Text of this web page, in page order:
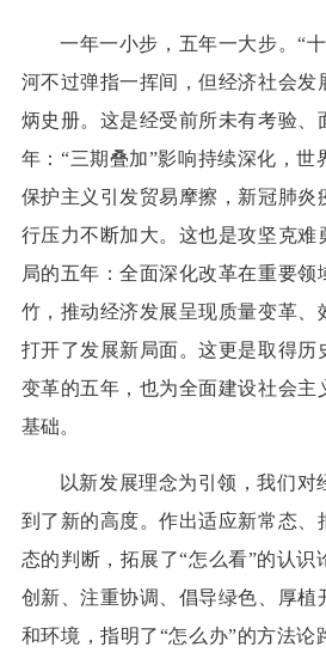
一年一小步，五年一大步。“
河不过弹指一挥间，但经济社会发
炳史册。这是经受前所未有考验、
年：“三期叠加”影响持续深化，世
保护主义引发贸易摩擦，新冠肺炎
行压力不断加大。这也是攻坚克难
局的五年：全面深化改革在重要领
竹，推动经济发展呈现质量变革、
打开了发展新局面。这更是取得历
变革的五年，也为全面建设社会主
基础。
以新发展理念为引领，我们对
到了新的高度。作出适应新常态、
态的判断，拓展了“怎么看”的认识
创新、注重协调、倡导绿色、厚植
和环境，指明了“怎么办”的方法论